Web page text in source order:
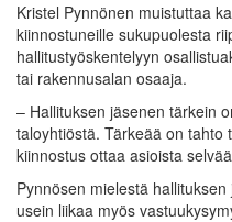
Kristel Pynnönen muistuttaa
kiinnostuneille sukupuolesta
hallitustyöskentelyyn
tai rakennusalan osaaja.
– Hallituksen jäsenen tärkein
taloyhtiöstä. Tärkeää on tahto
kiinnostus ottaa asioista
Pynnösen mielestä
usein liikaa myös